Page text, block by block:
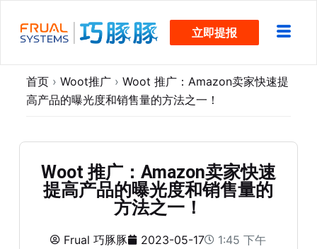
过
立即提报
首页 › Woot推广 › Woot 推广：Amazon卖家快速提
高产品的曝光度和销售量的方法之一！
Woot 推广：Amazon卖家快速
提高产品的曝光度和销售量的
方法之一！
Frual 巧豚豚 2023-05-17 1:45 下午